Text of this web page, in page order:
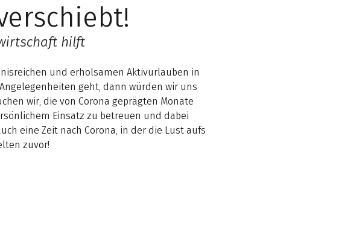
hilft
und erholsamen Aktivurlauben in
geht, dann würden wir uns
wir, die von Corona geprägten Monate
Einsatz zu betreuen und dabei
eine Zeit nach Corona, in der die Lust aufs
zuvor!